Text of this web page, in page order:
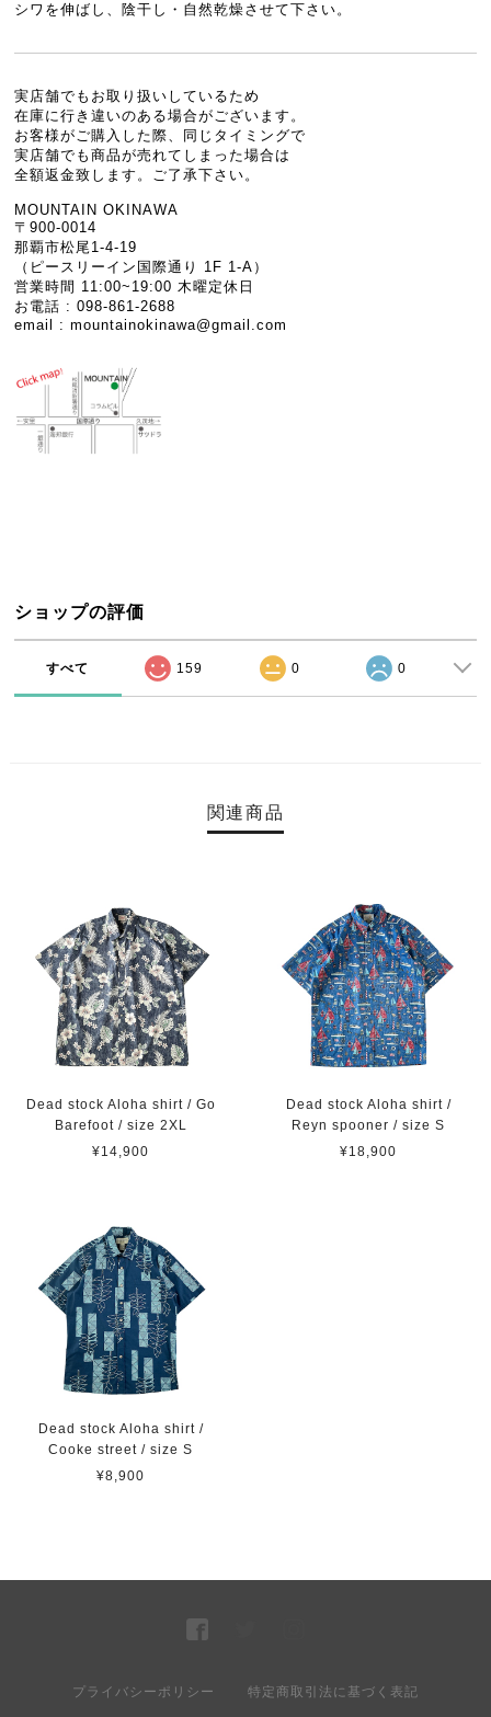
シワを伸ばし、陰干し・自然乾燥させて下さい。
実店舗でもお取り扱いしているため
在庫に行き違いのある場合がございます。
お客様がご購入した際、同じタイミングで
実店舗でも商品が売れてしまった場合は
全額返金致します。ご了承下さい。
MOUNTAIN OKINAWA
〒900-0014
那覇市松尾1-4-19
（ピースリーイン国際通り 1F 1-A）
営業時間 11:00~19:00 木曜定休日
お電話 : 098-861-2688
email :mountainokinawa@gmail.com
ショップの評価
すべて 159 0 0
関連商品
Dead stock Aloha shirt / Go
Barefoot / size 2XL
¥14,900
Dead stock Aloha shirt /
Reyn spooner / size S
¥18,900
Dead stock Aloha shirt /
Cooke street / size S
¥8,900
プライバシーポリシー 特定商取引法に基づく表記